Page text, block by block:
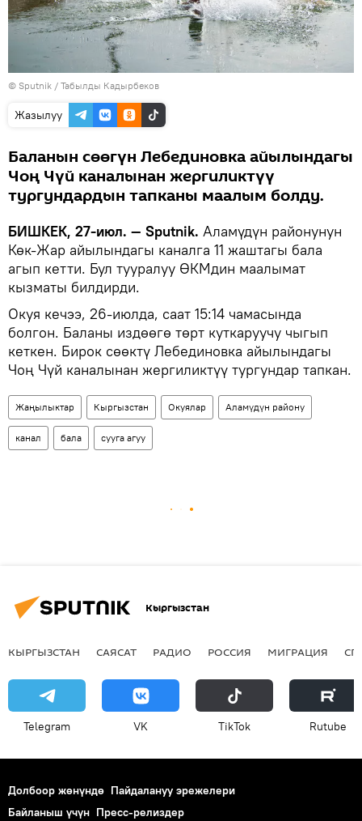
© Sputnik / Табылды Кадырбеков
Жазылуу
Баланын сөөгүн Лебединовка айылындагы
Чоң Чүй каналынан жергиликтүү
тургундардын тапканы маалым болду.
БИШКЕК, 27-июл. — Sputnik. Аламүдүн районунун
Көк-Жар айылындагы каналга 11 жаштагы бала
агып кетти. Бул тууралуу ӨКМдин маалымат
кызматы билдирди.
Окуя кечээ, 26-июлда, саат 15:14 чамасында
болгон. Баланы издөөгө төрт куткаруучу чыгып
кеткен. Бирок сөөктү Лебединовка айылындагы
Чоң Чүй каналынан жергиликтүү тургундар тапкан.
Жаңылыктар Кыргызстан Окуялар Аламүдүн району
канал бала сууга агуу
Кыргызстан
КЫРГЫЗСТАН САЯСАТ РАДИО РОССИЯ МИГРАЦИЯ
Telegram VK ТikТоk Rutube
Долбоор жөнүндө Пайдалануу эрежелери
Байланыш үчүн Пресс-релиздер